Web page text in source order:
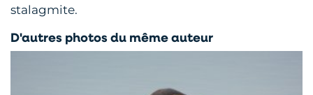
stalagmite.
D'autres photos du même auteur